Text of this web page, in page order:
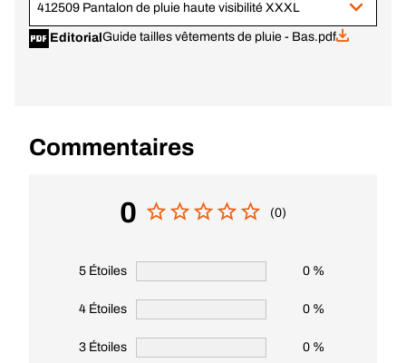
412509 Pantalon de pluie haute visibilité XXXL
Editorial Guide tailles vêtements de pluie - Bas.pdf
Commentaires
0 (0)
5 Étoiles 0 %
4 Étoiles 0 %
3 Étoiles 0 %